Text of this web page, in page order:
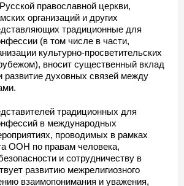
православной церкви,
организаций и других
традиционные для
(в том числе в части,
культурно-просветительских
вносит существенный вклад
развитие духовных связей между
традиционных для
в международных
проводимых в рамках
ООН по правам человека,
и сотрудничеству в
развитию межрелигиозного
взаимопонимания и уважения,